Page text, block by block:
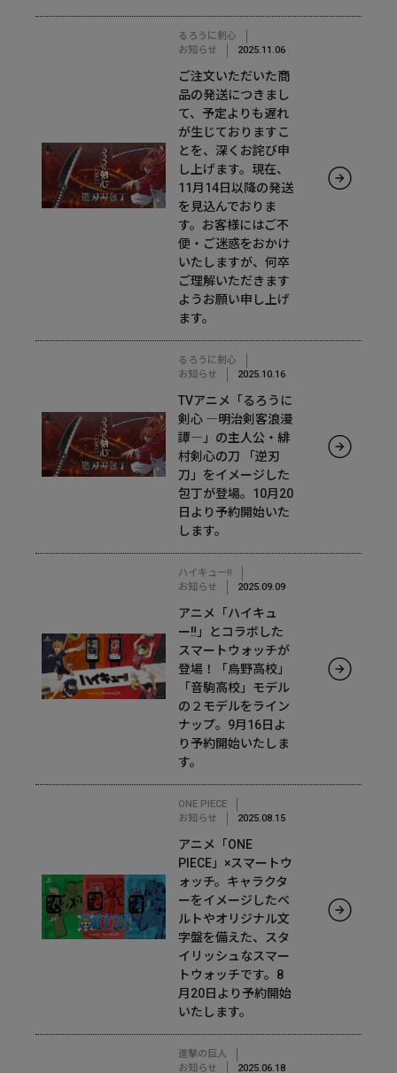
るろうに剣心
お知らせ
2025.11.06
ご注文いただいた商
品の発送につきまし
て、予定よりも遅れ
が生じておりますこ
とを、深くお詫び申
し上げます。現在、
11月14日以降の発送
を見込んでおりま
す。お客様にはご不
便・ご迷惑をおかけ
いたしますが、何卒
ご理解いただきます
ようお願い申し上げ
ます。
るろうに剣心
お知らせ
2025.10.16
TVアニメ「るろうに
剣心 ―明治剣客浪漫
譚―」の主人公・緋
村剣心の刀 「逆刃
刀」をイメージした
包丁が登場。10月20
日より予約開始いた
します。
ハイキュー!!
お知らせ
2025.09.09
アニメ「ハイキュ
ー‼」とコラボした
スマートウォッチが
登場！「烏野高校」
「音駒高校」モデル
の２モデルをライン
ナップ。9月16日よ
り予約開始いたしま
す。
ONE PIECE
お知らせ
2025.08.15
アニメ「ONE
PIECE」×スマートウ
ォッチ。キャラクタ
ーをイメージしたベ
ルトやオリジナル文
字盤を備えた、スタ
イリッシュなスマー
トウォッチです。8
月20日より予約開始
いたします。
進撃の巨人
お知らせ
2025.06.18